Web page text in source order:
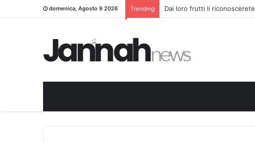
domenica, Agosto 9 2026 Trending Dai loro frutti li riconoscerete